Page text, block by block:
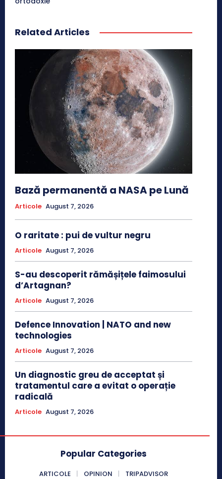
Related Articles
Bază permanentă a NASA pe Lună
Articole August 7, 2026
O raritate : pui de vultur negru
Articole August 7, 2026
S-au descoperit rămășițele faimosului
d’Artagnan?
Articole August 7, 2026
Defence Innovation | NATO and new
technologies
Articole August 7, 2026
Un diagnostic greu de acceptat și
tratamentul care a evitat o operație
radicală
Articole August 7, 2026
Popular Categories
ARTICOLE OPINION TRIPADVISOR